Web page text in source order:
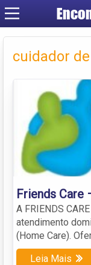
cuidador
Friends Care
A FRIENDS
atendimento
(Home Care).
Leia Mais